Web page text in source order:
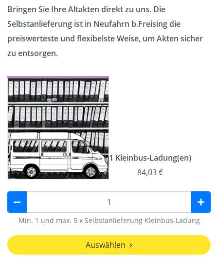
Bringen Sie Ihre Altakten direkt zu uns. Die
Selbstanlieferung ist in Neufahrn b.Freising die
preiswerteste und flexibelste Weise, um Akten sicher
zu entsorgen.
1 Kleinbus-Ladung(en)
84,03 €
Min. 1 und max. 5 x Selbstanlieferung Kleinbus-Ladung
Auswählen